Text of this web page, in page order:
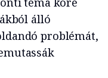
álló
problémát,